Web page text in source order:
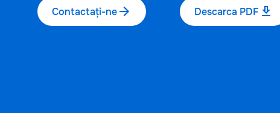
Contactați-ne Descarca PDF